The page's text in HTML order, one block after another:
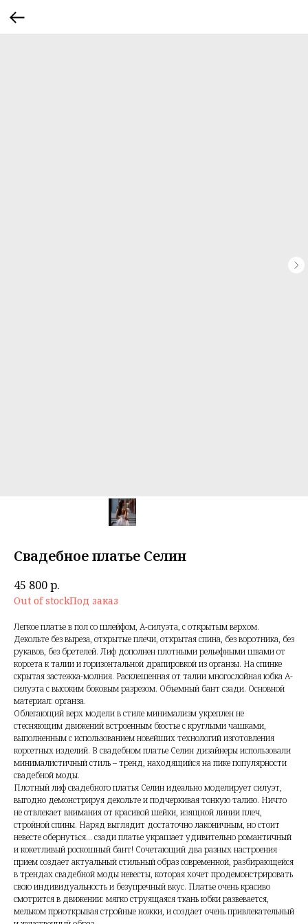
Свадебное платье Селин
45 800р.
Out of stock
Легкое платье в пол со шлейфом, А-силуэта, с открытым верхом.
Декольте без выреза, открытые плечи, открытая спина, без воротника, без
рукавов, без бретелей. Лиф дополнен плотными рельефными швами от
корсета к талии и горизонтальной драпировкой из органзы. На спинке
скрытая застежка-молния. Расклешенная от талии многослойная юбка А-
силуэта с высоким боковым разрезом. Объемный бант сзади. Основной
материал: органза.
Облегающий верх модели в стиле минимализм укреплен не
стесняющим движений встроенным бюстье с круглыми чашками,
выполненным с использованием новейших технологий изготовления
корсетных изделий. В свадебном платье Селин дизайнеры использовали
минималистичный стиль – тренд, находящийся на пике популярности
свадебной моды.
Плотный лиф свадебного платья Селин идеально моделирует силуэт,
выгодно демонстрируя декольте и подчеркивая тонкую талию. Ничто
не отвлекает внимания от красивой шейки, изящной линии плеч,
стройной спины. Наряд выглядит достаточно лаконичным, но стоит
невесте обернуться… сзади платье украшает удивительно романтичный
и кокетливый роскошный бант! Сочетающий два разных настроения
прием создает актуальный стильный образ современной, разбирающейся
в трендах свадебной моды невесты, которая хочет продемонстрировать
свою индивидуальность и безупречный вкус. Платье очень красиво
смотрится в движении: мягко струящаяся ткань юбки развевается,
мельком приоткрывая стройные ножки, и создает очень привлекательный